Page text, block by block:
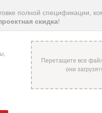
полной спецификации,
скидка!